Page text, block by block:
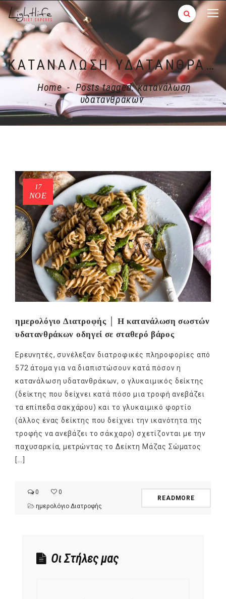
ΚΑΤΑΝΆΛΩΣΗ ΥΔΑΤΑΝΘΡΆΚΩΝ
Home - Posts tagged: κατανάλωση
υδατανθράκων
17
ΝΟΈ
ημερολόγιο Διατροφής │ Η κατανάλωση σωστών
υδατανθράκων οδηγεί σε σταθερό βάρος
Ερευνητές, συνέλεξαν διατροφικές πληροφορίες από
572 άτομα για να διαπιστώσουν κατά πόσον η
κατανάλωση υδατανθράκων, ο γλυκαιμικός δείκτης
(δείκτης που δείχνει κατά πόσο μια τροφή ανεβάζει
τα επίπεδα σακχάρου) και το γλυκαιμικό φορτίο
(άλλος ένας δείκτης που δείχνει την ικανότητα της
τροφής να ανεβάζει το σάκχαρο) σχετίζονται με την
παχυσαρκία, μετρώντας το Δείκτη Μάζας Σώματος
[…]
0
0
ημερολόγιο Διατροφής
READMORE
Οι Στήλες μας